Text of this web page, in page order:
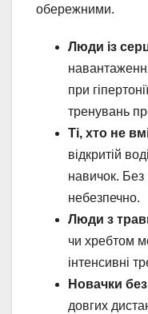
обережними.
Люди із
при
тренувань
Ті, хто не
відкритій
навичок. Без
небезпечно.
Люди з
чи хребтом
інтенсивні
Новачки
довгих